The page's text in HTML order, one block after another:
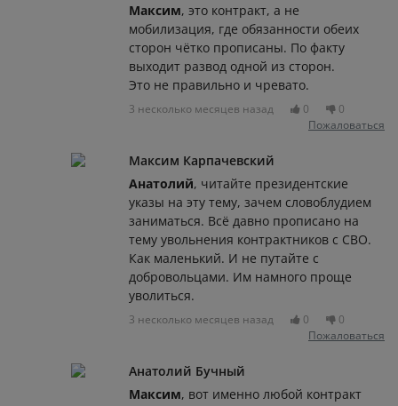
Максим, это контракт, а не
мобилизация, где обязанности обеих
сторон чётко прописаны. По факту
выходит развод одной из сторон.
Это не правильно и чревато.
3 несколько месяцев назад 0
0
Пожаловаться
Максим Карпачевский
Анатолий, читайте президентские
указы на эту тему, зачем словоблудием
заниматься. Всё давно прописано на
тему увольнения контрактников с СВО.
Как маленький. И не путайте с
добровольцами. Им намного проще
уволиться.
3 несколько месяцев назад 0
0
Пожаловаться
Анатолий Бучный
Максим, вот именно любой контракт